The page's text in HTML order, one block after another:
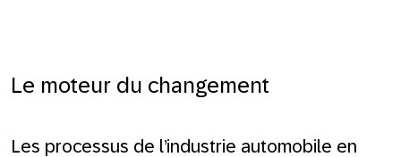
Le moteur du changement
Les processus de l’industrie automobile en